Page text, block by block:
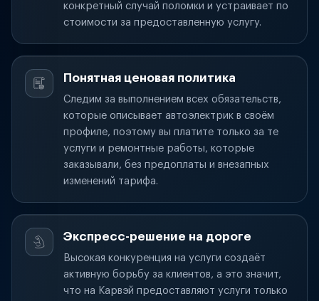
конкретный случай поломки и устраивает по
стоимости за предоставленную услугу.
Понятная ценовая политика
Следим за выполнением всех обязательств,
которые описывает автоэлектрик в своём
профиле, поэтому вы платите только за те
услуги и ремонтные работы, которые
заказывали, без предоплаты и внезапных
изменений тарифа.
Экспресс-решение на дороге
Высокая конкуренция на услуги создаёт
активную борьбу за клиентов, а это значит,
что на Карвэй предоставляют услуги только